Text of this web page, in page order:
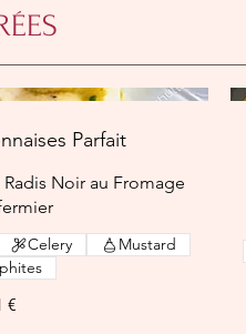
Parfait
Noir au Fromage
€
Celery
Mustard